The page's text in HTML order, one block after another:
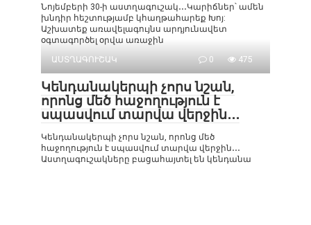
Նոյեմբերի 30-ի աստղագուշակ․․․Կարիճներ՝ ամեն
խնդիր հեշտությամբ կհաղթահարեք Խոյ:
Աշխատեք առավելագույնս արդյունավետ
օգտագործել օրվա առաջին
ԱՍՏՂԱԳՈՒՇԱԿ
0 475
Կենդանակերպի չորս նշան,
որոնց մեծ հաջողություն է
սպասվում տարվա վերջին․․․
Կենդանակերպի չորս նշան, որոնց մեծ
հաջողություն է սպասվում տարվա վերջին․․․
Աստղագուշակները բացահայտել են կենդանա